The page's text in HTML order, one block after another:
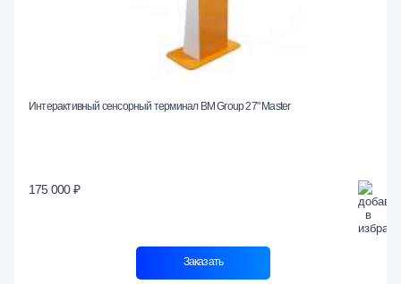
Интерактивный сенсорный терминал BM Group 27" Master
175 000 ₽
Заказать